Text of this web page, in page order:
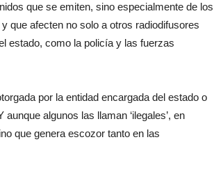
que se emiten, sino especialmente de los
que afecten no solo a otros radiodifusores
estado, como la policía y las fuerzas
por la entidad encargada del estado o
algunos las llaman ‘ilegales’, en
que genera escozor tanto en las